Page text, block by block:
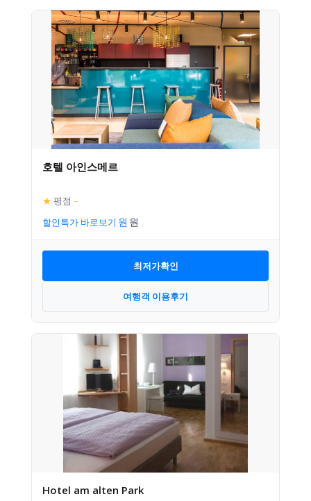
호텔 아인스메르
★ 평점 –
할인특가 바로보기
최저가확인
여행객 이용후기
Hotel am alten Park